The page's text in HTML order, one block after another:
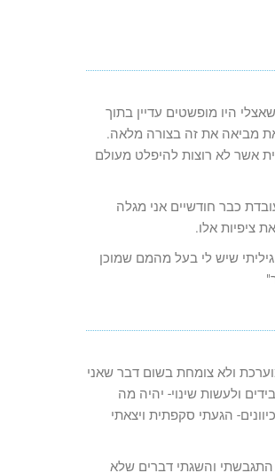
היו מופשטים עדיין בתוך
מביאה את זה בצורה מלאה.
אשר לא רוצות להיפלט מעולם
כבר חודשיים אני מגלה
ציפיות אלו.
שיש לי בעל מהמם שמוכן
ולא צומחת בשום דבר שאני
ולעשות שינוי- יהיה מה
הגעתי סקפתית ויצאתי
התגבשתי והשגתי דברים שלא